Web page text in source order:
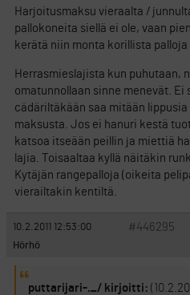
Harjoitusmaksu vieraalta /
pallokoneita siellä ei ole, vaan
kerätä niin monta korillista
Herrasmieslajista kun puhutaan,
omatunnollaan sinne menevät.
cädäriltäkään saa mitään
maksusta. Jos ei hanuri kestä
katsoa itseään peillin ja miettiä
lajia. Toisaaltaa kyllä näitäkin
Kytäjän rangepalloja (oikeita
vierailtakin kentiltä.
10.2.2011 12:53:00 #446295
Hörhö
puttarijari-._/ kirjoitti: